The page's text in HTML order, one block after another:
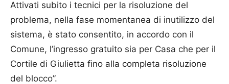
Attivati subito i tecnici per la risoluzione del
problema, nella fase momentanea di inutilizzo del
sistema, è stato consentito, in accordo con il
Comune, l’ingresso gratuito sia per Casa che per il
Cortile di Giulietta fino alla completa risoluzione
del blocco”.